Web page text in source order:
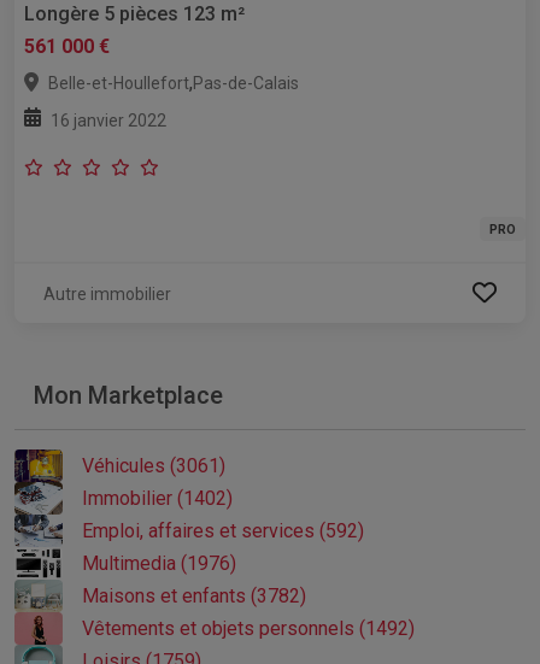
Longère 5 pièces 123 m²
561 000 €
Belle-et-Houllefort,Pas-de-Calais
16 janvier 2022
PRO
Autre immobilier
Mon Marketplace
Véhicules (3061)
Immobilier (1402)
Emploi, affaires et services (592)
Multimedia (1976)
Maisons et enfants (3782)
Vêtements et objets personnels (1492)